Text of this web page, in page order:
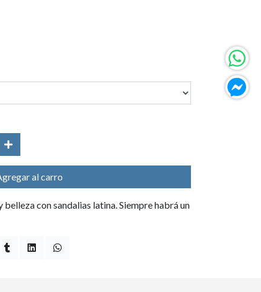
al carro
con sandalias latina. Siempre habrá un